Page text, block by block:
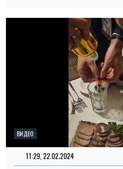
ВИДЕО
11:29, 22.02.2024